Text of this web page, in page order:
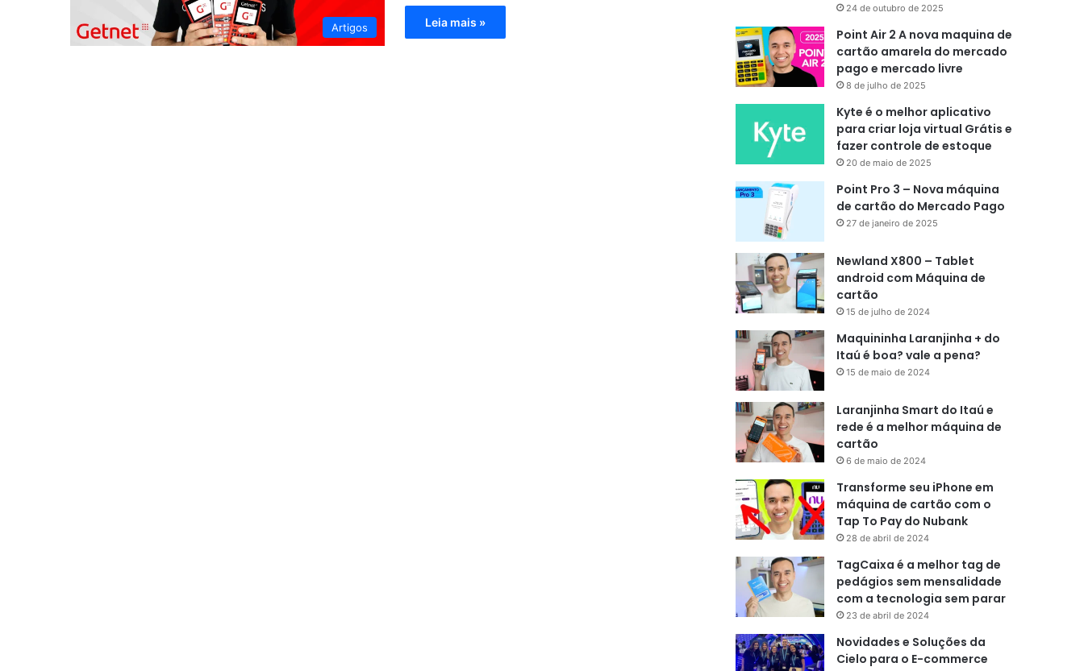
Artigos Leia mais »
24 de outubro de 2025
Point Air 2 A nova maquina de
cartão amarela do mercado
pago e mercado livre
8 de julho de 2025
Kyte é o melhor aplicativo
para criar loja virtual Grátis e
fazer controle de estoque
20 de maio de 2025
Point Pro 3 – Nova máquina
de cartão do Mercado Pago
27 de janeiro de 2025
Newland X800 – Tablet
android com Máquina de
cartão
15 de julho de 2024
Maquininha Laranjinha + do
Itaú é boa? vale a pena?
15 de maio de 2024
Laranjinha Smart do Itaú e
rede é a melhor máquina de
cartão
6 de maio de 2024
Transforme seu iPhone em
máquina de cartão com o
Tap To Pay do Nubank
28 de abril de 2024
TagCaixa é a melhor tag de
pedágios sem mensalidade
com a tecnologia sem parar
23 de abril de 2024
Novidades e Soluções da
Cielo para o E-commerce